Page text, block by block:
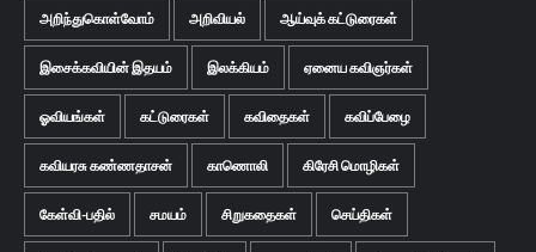
அறிந்துகொள்வோம் அறிவியல் ஆய்வுக் கட்டுரைகள்
இசைக்கவியின் இதயம் இலக்கியம் ஏனைய கவிஞர்கள்
ஓவியங்கள் கட்டுரைகள் கவிதைகள் கவிப்பேழை
கவியரசு கண்ணதாசன் காணொலி கிரேசி மொழிகள்
கேள்வி-பதில் சமயம் சிறுகதைகள் செய்திகள்